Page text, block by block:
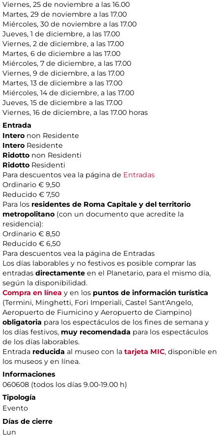
Viernes, 25 de noviembre a las 16.00
Martes, 29 de noviembre a las 17.00
Miércoles, 30 de noviembre a las 17.00
Jueves, 1 de diciembre, a las 17.00
Viernes, 2 de diciembre, a las 17.00
Martes, 6 de diciembre a las 17.00
Miércoles, 7 de diciembre, a las 17.00
Viernes, 9 de diciembre, a las 17.00
Martes, 13 de diciembre a las 17.00
Miércoles, 14 de diciembre, a las 17.00
Jueves, 15 de diciembre a las 17.00
Viernes, 16 de diciembre, a las 17.00 horas
Entrada
Intero non Residente
Intero Residente
Ridotto non Residenti
Ridotto Residenti
Para descuentos vea la página de Entradas
Ordinario € 9,50
Reducido € 7,50
Para los residentes de Roma Capitale y del territorio
metropolitano (con un documento que acredite la
residencia):
Ordinario € 8,50
Reducido € 6,50
Para descuentos vea la página de Entradas
Los días laborables y no festivos es posible comprar las
entradas directamente en el Planetario, para el mismo día,
según la disponibilidad.
Compra en línea y en los puntos de información turística
(Termini, Minghetti, Fori Imperiali, Castel Sant'Angelo,
Aeropuerto de Fiumicino y Aeropuerto de Ciampino)
obligatoria para los espectáculos de los fines de semana y
los días festivos, muy recomendada para los espectáculos
de los días laborables.
Entrada reducida al museo con la tarjeta MIC, disponible en
los museos y en línea.
Informaciones
060608 (todos los días 9.00-19.00 h)
Tipología
Evento
Días de cierre
Lun